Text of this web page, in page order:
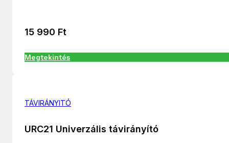
15 990 Ft
Megtekintés
TÁVIRÁNYITÓ
URC21 Univerzális távirányító